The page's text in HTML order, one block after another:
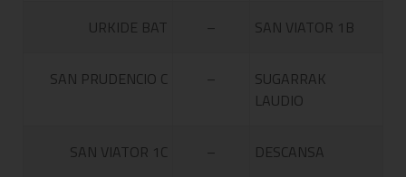
URKIDE BAT – SAN VIATOR 1B
SAN PRUDENCIO C –
SUGARRAK
LAUDIO
SAN VIATOR 1C – DESCANSA